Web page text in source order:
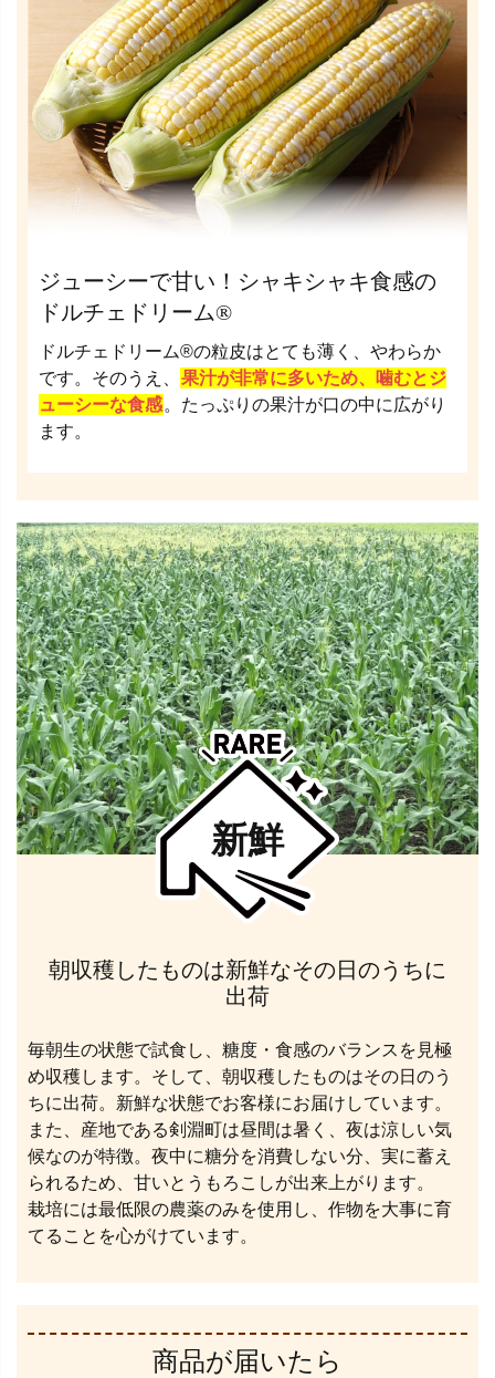
ジューシーで甘い！シャキシャキ食感の
ドルチェドリーム®
ドルチェドリーム®の粒皮はとても薄く、やわらか
です。そのうえ、 果汁が非常に多いため、噛むとジ
ューシーな食感。たっぷりの果汁が口の中に広がり
ます。
新鮮
朝収穫したものは新鮮なその日のうちに
出荷
毎朝生の状態で試食し、糖度・食感のバランスを見極
め収穫します。そして、朝収穫したものはその日のう
ちに出荷。新鮮な状態でお客様にお届けしています。
また、産地である剣淵町は昼間は暑く、夜は涼しい気
候なのが特徴。夜中に糖分を消費しない分、実に蓄え
られるため、甘いとうもろこしが出来上がります。
栽培には最低限の農薬のみを使用し、作物を大事に育
てることを心がけています。
商品が届いたら